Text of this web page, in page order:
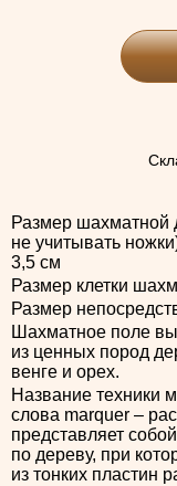
Размер шахматной
не учитывать
3,5 см
Размер клетки
Размер
Шахматное поле
из ценных пород
венге и орех.
Название техники
слова marquer –
представляет
по дереву, при
из тонких пластин